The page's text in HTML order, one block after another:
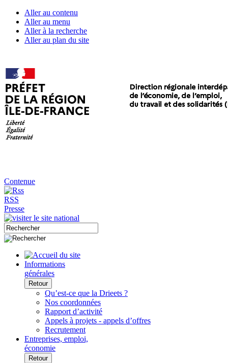
Aller au contenu
Aller au menu
Aller à la recherche
Aller au plan du site
Contenue
RSS
Presse
Informations
générales
Retour
Qu’est-ce que la Drieets ?
Nos coordonnées
Rapport d’activité
Appels à projets - appels d’offres
Recrutement
Entreprises, emploi,
économie
Retour